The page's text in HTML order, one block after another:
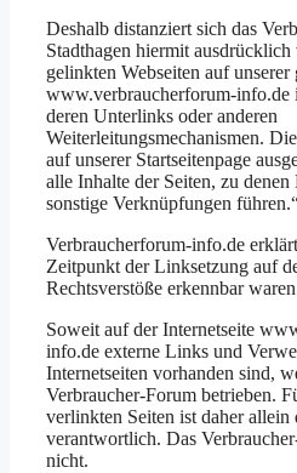
Deshalb distanziert sich das
Stadthagen hiermit
gelinkten Webseiten auf unserer
www.verbraucherforum-info.de
deren Unterlinks oder anderen
Weiterleitungsmechanismen.
auf unserer Startseitenpage
alle Inhalte der Seiten, zu
sonstige Verknüpfungen
Verbraucherforum-info.de
Zeitpunkt der Linksetzung auf
Rechtsverstöße erkennbar
Soweit auf der Internetseite
info.de externe Links und
Internetseiten vorhanden sind,
Verbraucher-Forum betrieben.
verlinkten Seiten ist daher allein
verantwortlich. Das
nicht.